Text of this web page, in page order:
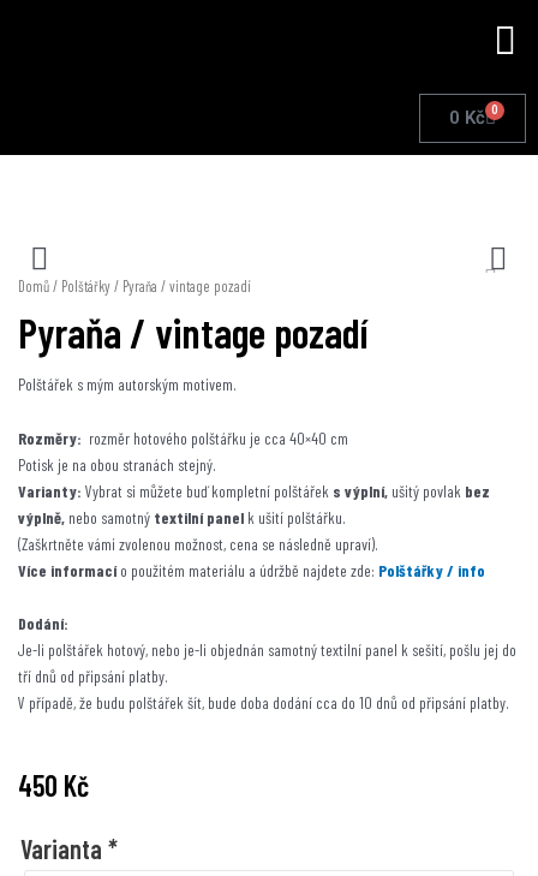
0 Kč 0Cart
Domů/ Polštářky/ Pyraňa / vintage pozadí
Pyraňa / vintage pozadí
Polštářek s mým autorským motivem.
Rozměry: rozměr hotového polštářku je cca 40×40 cm
Potisk je na obou stranách stejný.
Varianty: Vybrat si můžete buď kompletní polštářek s výplní, ušitý povlak bez
výplně, nebo samotný textilní panel k ušití polštářku.
(Zaškrtněte vámi zvolenou možnost, cena se následně upraví).
Více informacío použitém materiálu a údržbě najdete zde: Polštářky / info
Dodání:
Je-li polštářek hotový, nebo je-li objednán samotný textilní panel k sešití, pošlu jej do
tří dnů od připsání platby.
V případě, že budu polštářek šít, bude doba dodání cca do 10 dnů od připsání platby.
450 Kč
Varianta *
Pyraňa